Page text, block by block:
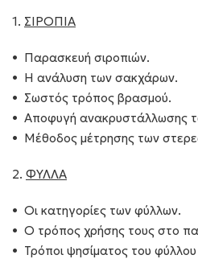
1. ΣΙΡΟΠΙΑ
Παρασκευή σιροπιών.
Η ανάλυση των σακχάρων.
Σωστός τρόπος βρασμού.
Αποφυγή ανακρυστάλλωσης
Μέθοδος μέτρησης των
2. ΦΥΛΛΑ
Οι κατηγορίες των φύλλων.
Ο τρόπος χρήσης τους στο
Τρόποι ψησίματος του